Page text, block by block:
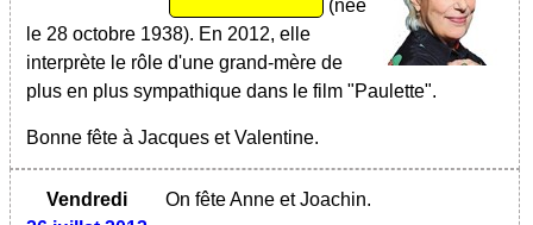
(née
le 28 octobre 1938). En 2012, elle
interprète le rôle d'une grand-mère de
plus en plus sympathique dans le film "Paulette".
Bonne fête à Jacques et Valentine.
Vendredi
On fête Anne et Joachin.